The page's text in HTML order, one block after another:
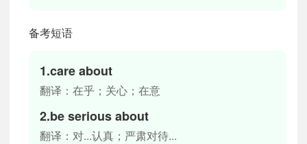
备考短语
1.care about
翻译：在乎；关心；在意
2.be serious about
翻译：对...认真；严肃对待...